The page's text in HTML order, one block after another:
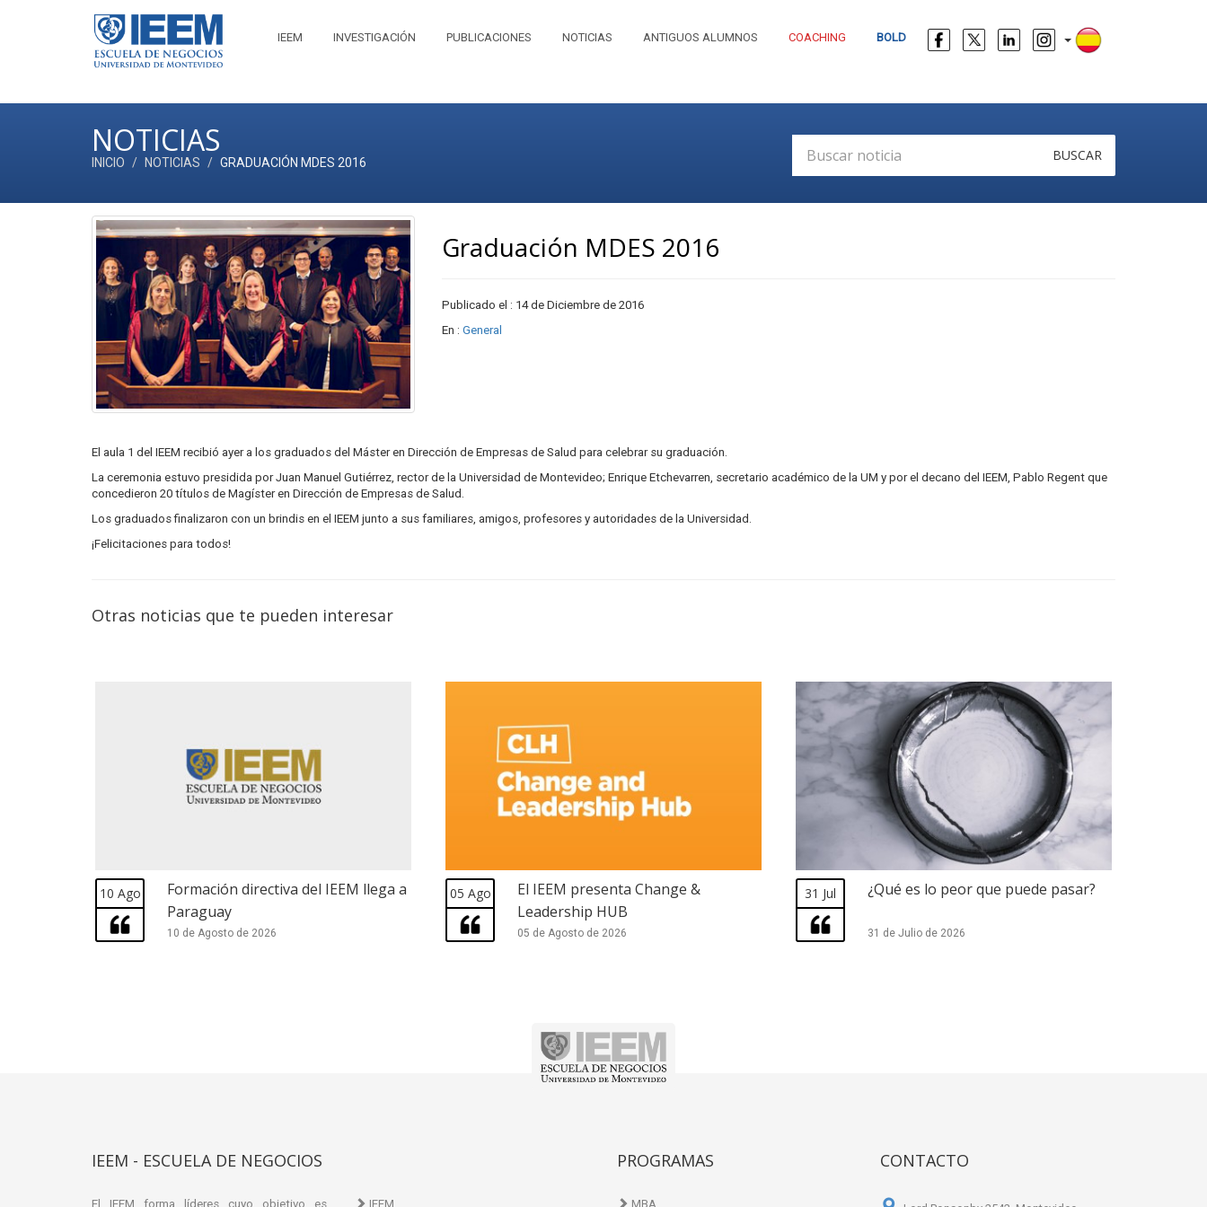
IEEM INVESTIGACIÓN PUBLICACIONES NOTICIAS ANTIGUOS ALUMNOS COACHING BOLD
NOTICIAS
INICIO NOTICIAS GRADUACIÓN MDES 2016 BUSCAR
Graduación MDES 2016
Publicado el : 14 de Diciembre de 2016
En : General
El aula 1 del IEEM recibió ayer a los graduados del Máster en Dirección de Empresas de Salud para celebrar su graduación.
La ceremonia estuvo presidida por Juan Manuel Gutiérrez, rector de la Universidad de Montevideo; Enrique Etchevarren, secretario académico de la UM y por el decano del IEEM, Pablo Regent que
concedieron 20 títulos de Magíster en Dirección de Empresas de Salud.
Los graduados finalizaron con un brindis en el IEEM junto a sus familiares, amigos, profesores y autoridades de la Universidad.
¡Felicitaciones para todos!
Otras noticias que te pueden interesar
10 Ago
Formación directiva del IEEM llega a
Paraguay
10 de Agosto de 2026
05 Ago
El IEEM presenta Change &
Leadership HUB
05 de Agosto de 2026
31 Jul ¿Qué es lo peor que puede pasar?
31 de Julio de 2026
IEEM - ESCUELA DE NEGOCIOS
El IEEM forma líderes cuyo objetivo es IEEM
PROGRAMAS
MBA
CONTACTO